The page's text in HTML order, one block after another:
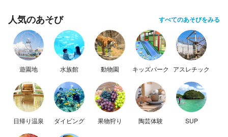
人気のあそび すべてのあそびをみる
遊園地 水族館 動物園 キッズパーク アスレチック
日帰り温泉 ダイビング 果物狩り 陶芸体験 SUP